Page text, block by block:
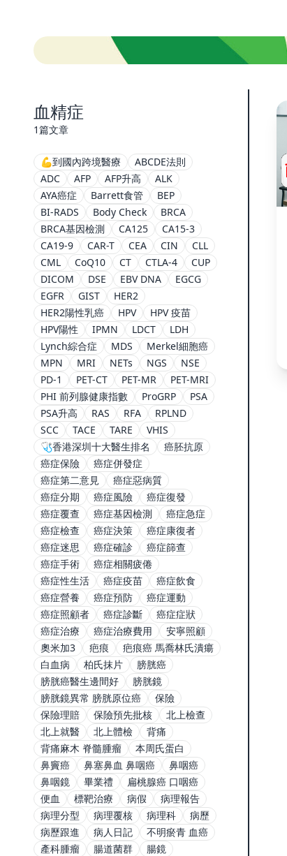
血精症
1篇文章
💪到國內跨境醫療
ABCDE法則
ADC
AFP AFP升高
ALK
AYA癌症
Barrett食管
BEP
BI-RADS
Body Check
BRCA
BRCA基因檢測
CA125
CA15-3
CA19-9
CAR-T CEA CIN
CLL
CML
CoQ10 CT CTLA-4
CUP
DICOM
DSE EBV DNA
EGCG
EGFR
GIST
HER2
HER2陽性乳癌
HPV
HPV 疫苗
HPV陽性
IPMN LDCT
LDH
Lynch綜合症
MDS
Merkel細胞癌
MPN
MRI NETs NGS
NSE
PD-1
PET-CT PET-MR
PET-MRI
PHI 前列腺健康指數
ProGRP
PSA
PSA升高
RAS RFA
RPLND
SCC
TACE TARE
VHIS
🩺香港深圳十大醫生排名
癌胚抗原
癌症保險
癌症併發症
癌症第二意見
癌症惡病質
癌症分期
癌症風險
癌症復發
癌症覆查
癌症基因檢測
癌症急症
癌症檢查
癌症決策
癌症康復者
癌症迷思
癌症確診
癌症篩查
癌症手術
癌症相關疲倦
癌症性生活
癌症疫苗
癌症飲食
癌症營養
癌症預防
癌症運動
癌症照顧者
癌症診斷
癌症症狀
癌症治療
癌症治療費用
安寧照顧
奧米加3
疤痕
疤痕癌 馬喬林氏潰瘍
白血病
柏氏抹片
膀胱癌
膀胱癌醫生邊間好
膀胱鏡
膀胱鏡異常 膀胱原位癌
保險
保險理賠
保險預先批核
北上檢查
北上就醫
北上體檢
背痛
背痛麻木 脊髓腫瘤
本周氏蛋白
鼻竇癌
鼻塞鼻血 鼻咽癌
鼻咽癌
鼻咽鏡
畢業禮
扁桃腺癌 口咽癌
便血
標靶治療 病假
病理報告
病理分型
病理覆核 病理科
病歷
病歷跟進
病人日記
不明瘀青 血癌
產科腫瘤
腸道菌群
腸鏡